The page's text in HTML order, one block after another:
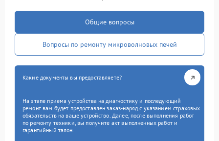
Общие вопросы
Вопросы по ремонту микроволновых печей
Какие документы вы предоставляете?
На этапе приема устройства на диагностику и последующий
ремонт вам будет предоставлен заказ-наряд с указанием страховых
обязательств на ваше устройство. Далее, после выполнения работ
по ремонту техники, вы получите акт выполненных работ и
гарантийный талон.